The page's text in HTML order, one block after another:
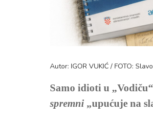
Autor: IGOR VUKIĆ / FOTO:
Samo idioti u
spremni „upućuje na